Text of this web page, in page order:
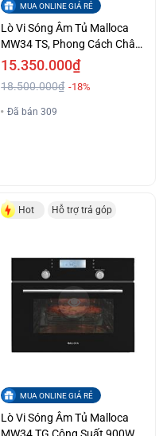
MUA ONLINE GIÁ RẺ
Lò Vi Sóng Âm Tủ Malloca
MW34 TS, Phong Cách Châu
Âu Hiện Đại Trả Góp 0%
15.350.000₫
18.500.000₫ -18%
Đã bán 309
Hot Hỗ trợ trả góp
MUA ONLINE GIÁ RẺ
Lò Vi Sóng Âm Tủ Malloca